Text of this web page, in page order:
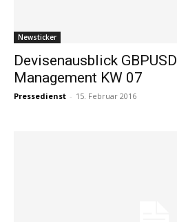
Newsticker
Devisenausblick
Management KW 07
Pressedienst - 15. Februar 2016